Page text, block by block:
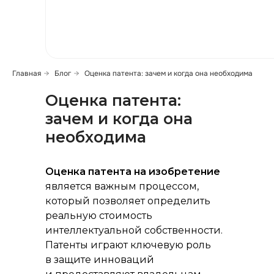
Главная → Блог → Оценка патента: зачем и когда она необходима
Оценка патента:
зачем и когда она
необходима
Оценка патента на изобретение
является важным процессом,
который позволяет определить
реальную стоимость
интеллектуальной собственности.
Патенты играют ключевую роль
в защите инноваций